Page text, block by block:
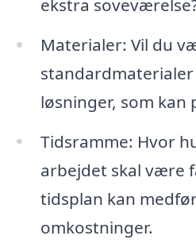
ekstra
Materialer: Vil du
standardmaterialer
løsninger, som kan
Tidsramme: Hvor
arbejdet skal være
tidsplan kan
omkostninger.